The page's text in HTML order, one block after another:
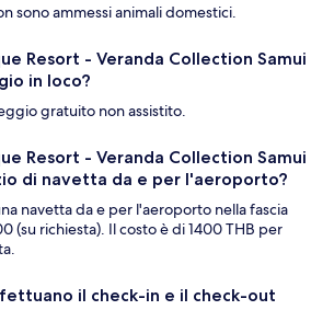
sono ammessi animali domestici.
Resort - Veranda Collection Samui
in loco?
gratuito non assistito.
Resort - Veranda Collection Samui
di navetta da e per l'aeroporto?
navetta da e per l'aeroporto nella fascia
(su richiesta). Il costo è di 1400 THB per
il check-in e il check-out